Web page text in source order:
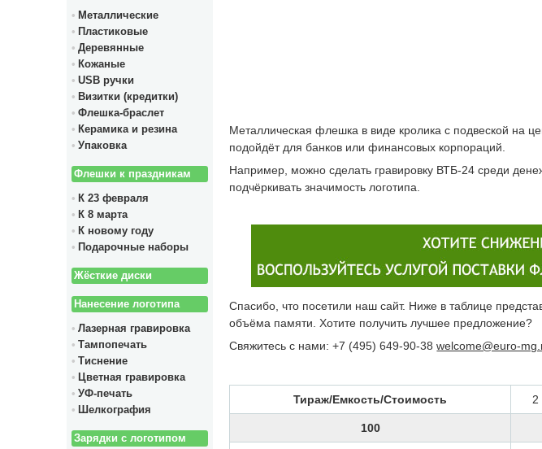
Металлические
Пластиковые
Деревянные
Кожаные
USB ручки
Визитки (кредитки)
Флешка-браслет
Керамика и резина
Упаковка
Флешки к праздникам
К 23 февраля
К 8 марта
К новому году
Подарочные наборы
Жёсткие диски
Нанесение логотипа
Лазерная гравировка
Тампопечать
Тиснение
Цветная гравировка
УФ-печать
Шелкография
Зарядки с логотипом
Металлическая флешка в виде кролика с подвеской на
подойдёт для банков или финансовых корпораций.
Например, можно сделать гравировку ВТБ-24 среди
подчёркивать значимость логотипа.
Спасибо, что посетили наш сайт. Ниже в таблице
объёма памяти. Хотите получить лучшее предложение?
Свяжитесь с нами: +7 (495) 649-90-38welcome@euro-
Тираж/Емкость/Стоимость 2
100